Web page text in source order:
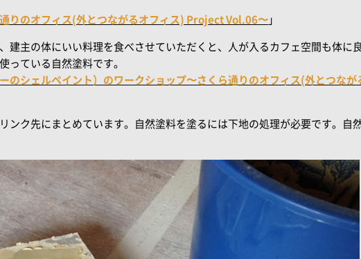
りのオフィス(外とつながるオフィス) Project Vol.06〜 」
建主の体にいい料理を食べさせていただくと、人が入るカフェ空間も体に
っている自然塗料です。
のシェルペイント）のワークショップ〜さくら通りのオフィス(外とつな
ンク先にまとめています。自然塗料を塗るには下地の処理が必要です。自